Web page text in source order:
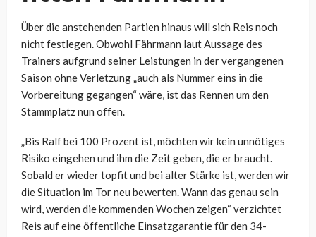
Über die anstehenden Partien hinaus will sich Reis noch
nicht festlegen. Obwohl Fährmann laut Aussage des
Trainers aufgrund seiner Leistungen in der vergangenen
Saison ohne Verletzung „auch als Nummer eins in die
Vorbereitung gegangen“ wäre, ist das Rennen um den
Stammplatz nun offen.
„Bis Ralf bei 100 Prozent ist, möchten wir kein unnötiges
Risiko eingehen und ihm die Zeit geben, die er braucht.
Sobald er wieder topfit und bei alter Stärke ist, werden wir
die Situation im Tor neu bewerten. Wann das genau sein
wird, werden die kommenden Wochen zeigen“ verzichtet
Reis auf eine öffentliche Einsatzgarantie für den 34-